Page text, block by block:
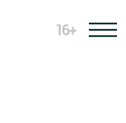
16+